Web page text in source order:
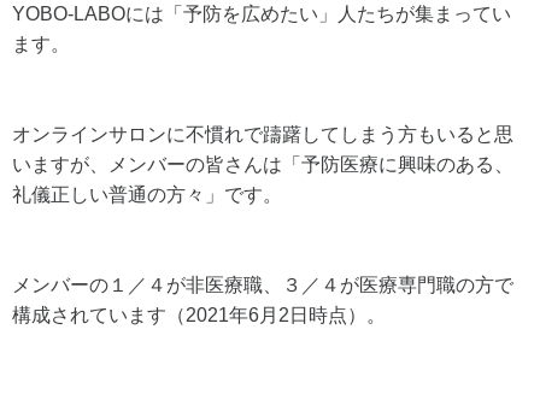
YOBO-LABOには「予防を広めたい」人たちが集まってい
ます。
オンラインサロンに不慣れで躊躇してしまう方もいると思
いますが、メンバーの皆さんは「予防医療に興味のある、
礼儀正しい普通の方々」です。
メンバーの１／４が非医療職、３／４が医療専門職の方で
構成されています（2021年6月2日時点）。